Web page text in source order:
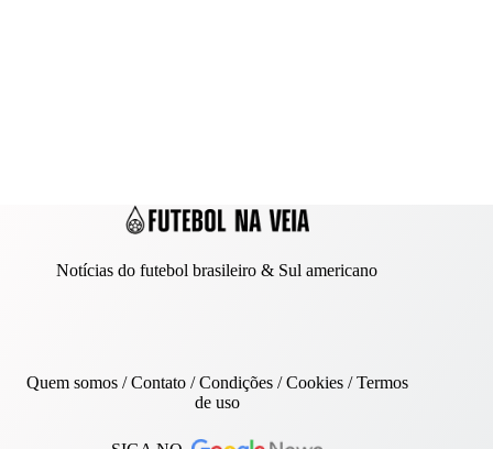
Notícias do futebol brasileiro & Sul americano
Quem somos/Contato/ Condições /Cookies/Termos
de uso